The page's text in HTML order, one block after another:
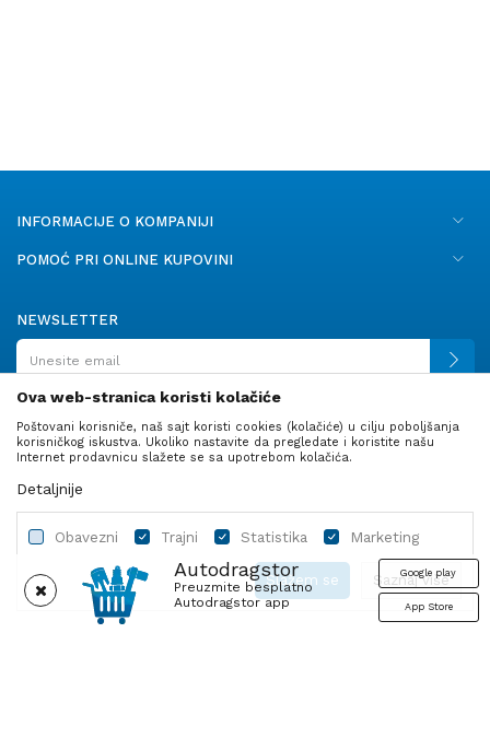
Autodragstor
Preuzmite besplatno
Autodragstor app
Google play
App Store
INFORMACIJE O KOMPANIJI
POMOĆ PRI ONLINE KUPOVINI
NEWSLETTER
PRATITE NAS
Autodelovi Ulje i tečnosti
Ova web-stranica koristi kolačiće
Poštovani korisniče, naš sajt koristi cookies (kolačiće) u cilju poboljšanja
korisničkog iskustva. Ukoliko nastavite da pregledate i koristite našu
Internet prodavnicu slažete se sa upotrebom kolačića.
Detaljnije
Obavezni Trajni Statistika Marketing
Saznaj više
Slažem se